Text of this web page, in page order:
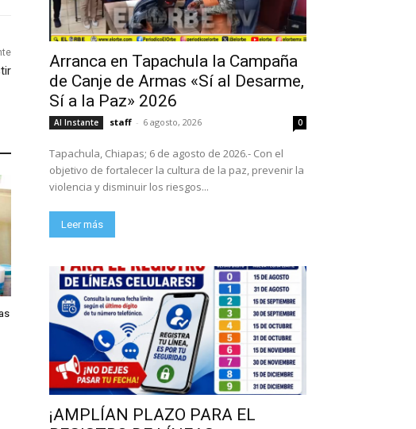
Arranca en Tapachula la Campaña
de Canje de Armas «Sí al Desarme,
Sí a la Paz» 2026
Al Instante staff - 6 agosto, 2026 0
Tapachula, Chiapas; 6 de agosto de 2026.- Con el
objetivo de fortalecer la cultura de la paz, prevenir la
violencia y disminuir los riesgos...
Leer más
¡AMPLÍAN PLAZO PARA EL